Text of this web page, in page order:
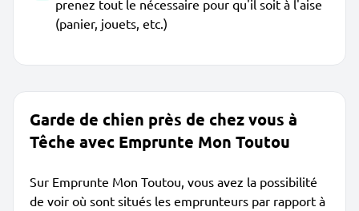
prenez tout le nécessaire pour qu'il soit à l'aise
(panier, jouets, etc.)
Garde de chien près de chez vous à
Têche avec Emprunte Mon Toutou
Sur Emprunte Mon Toutou, vous avez la possibilité
de voir où sont situés les emprunteurs par rapport à